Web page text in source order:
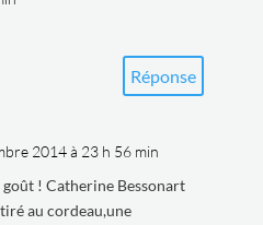
Réponse
2014 à 23 h 56 min
! Catherine Bessonart
au cordeau,une